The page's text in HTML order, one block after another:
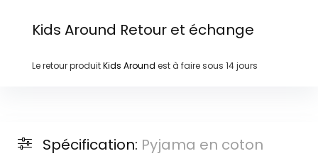
Kids Around Retour et échange
Le retour produitKids Around est à faire sous 14 jours
Spécification: Pyjama en coton